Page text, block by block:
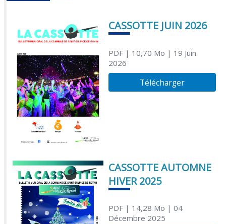
CASSOTTE JUIN 2026
PDF| 10,70 Mo | 19 Juin
2026
Télécharger
CASSOTTE AUTOMNE
HIVER 2025
PDF| 14,28 Mo | 04
Décembre 2025